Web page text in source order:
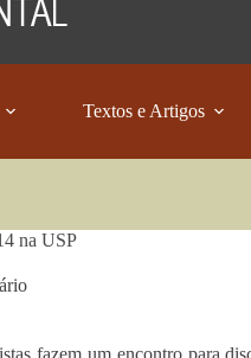
Textos e Artigos
na USP
fazem um encontro para